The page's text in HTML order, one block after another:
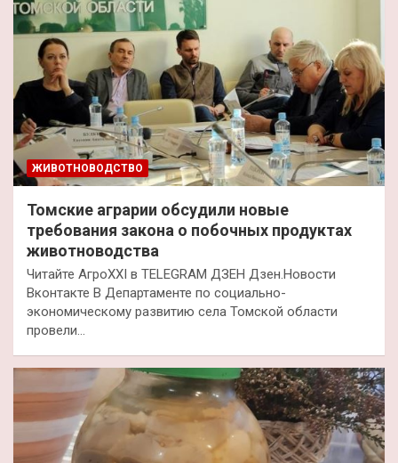
ЖИВОТНОВОДСТВО
Томские аграрии обсудили новые
требования закона о побочных продуктах
животноводства
Читайте АгроXXI в TELEGRAM ДЗЕН Дзен.Новости
Вконтакте В Департаменте по социально-
экономическому развитию села Томской области
провели…